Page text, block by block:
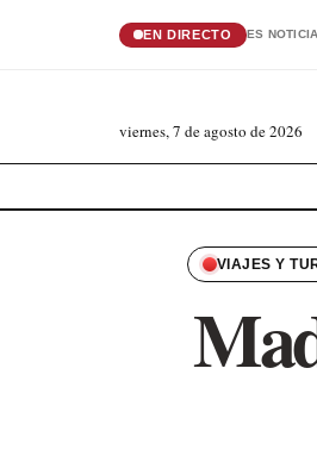
EN DIRECTO ES NOTICIA
viernes, 7 de agosto de 2026
VIAJES Y